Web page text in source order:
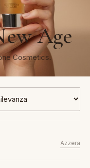
Age
Cosmetics.
Azzera